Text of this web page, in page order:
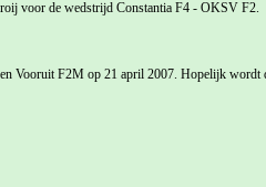
voor de wedstrijd Constantia F4 - OKSV F2.
Vooruit F2M op 21 april 2007. Hopelijk wordt